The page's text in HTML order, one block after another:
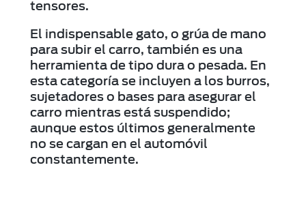
tensores.
El indispensable gato, o grúa de mano
para subir el carro, también es una
herramienta de tipo dura o pesada. En
esta categoría se incluyen a los burros,
sujetadores o bases para asegurar el
carro mientras está suspendido;
aunque estos últimos generalmente
no se cargan en el automóvil
constantemente.